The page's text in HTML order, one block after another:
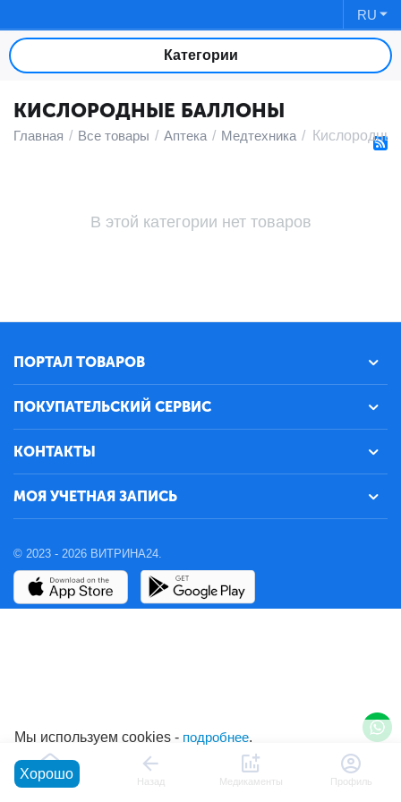
RU
Категории
КИСЛОРОДНЫЕ БАЛЛОНЫ
Главная / Все товары / Аптека / Медтехника /
В этой категории нет товаров
ПОРТАЛ ТОВАРОВ
ПОКУПАТЕЛЬСКИЙ СЕРВИС
КОНТАКТЫ
МОЯ УЧЕТНАЯ ЗАПИСЬ
© 2023 - 2026 ВИТРИНА24.
Главная Назад Медикаменты Профиль
Мы используем cookies - подробнее.
Хорошо